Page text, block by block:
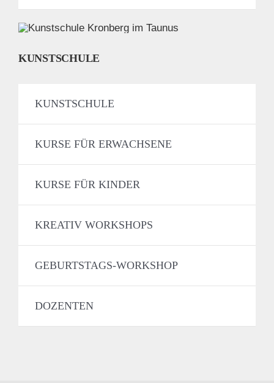
KUNSTSCHULE
KUNSTSCHULE
KURSE FÜR ERWACHSENE
KURSE FÜR KINDER
KREATIV WORKSHOPS
GEBURTSTAGS-WORKSHOP
DOZENTEN